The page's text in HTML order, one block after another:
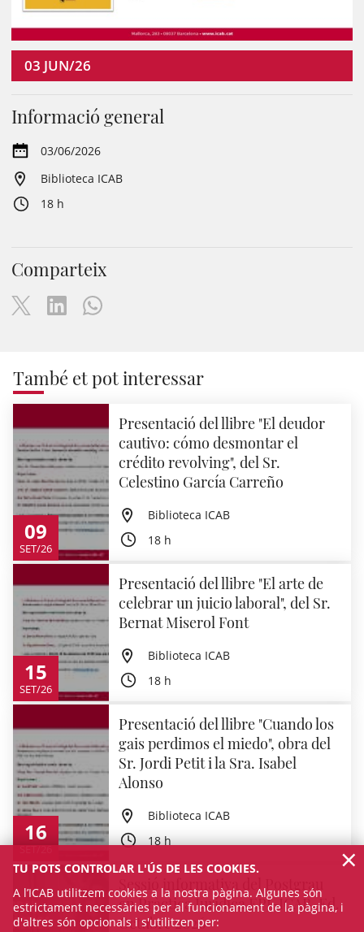
03 JUN/26
Informació general
03/06/2026
Biblioteca ICAB
18 h
Comparteix
També et pot interessar
09
SET/26
Presentació del llibre "El deudor
cautivo: cómo desmontar el
crédito revolving", del Sr.
Celestino García Carreño
Biblioteca ICAB
18 h
15
SET/26
Presentació del llibre "El arte de
celebrar un juicio laboral", del Sr.
Bernat Miserol Font
Biblioteca ICAB
18 h
16
SET/26
Presentació del llibre "Cuando los
gais perdimos el miedo", obra del
Sr. Jordi Petit i la Sra. Isabel
Alonso
Biblioteca ICAB
18 h
Sessió informativa del Postgrau
en Pràctica Jurídica EPJ-ICAB. Ed.
Octubre 2026
TU POTS CONTROLAR L'ÚS DE LES COOKIES.
A l’ICAB utilitzem cookies a la nostra pàgina. Algunes són
estrictament necessàries per al funcionament de la pàgina, i
d'altres són opcionals i s'utilitzen per:
×